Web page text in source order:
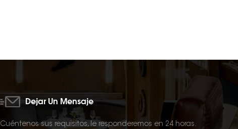
Dejar Un Mensaje
Cuéntenos sus requisitos, le responderemos en 24 horas.